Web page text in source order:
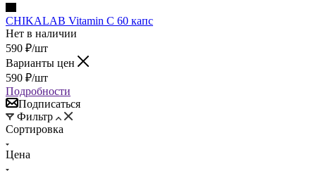
CHIKALAB Vitamin C 60 капс
Нет в наличии
590 ₽/шт
Варианты цен
590 ₽/шт
Подробности
Подписаться
Фильтр
Сортировка
Цена